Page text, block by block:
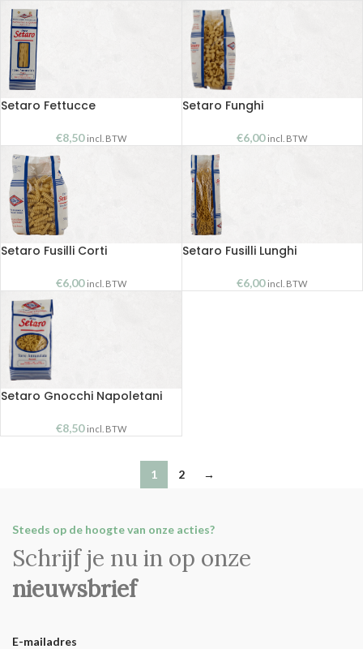
Setaro Fettucce
€8,50 incl. BTW
Setaro Funghi
€6,00 incl. BTW
Setaro Fusilli Corti
€6,00 incl. BTW
Setaro Fusilli Lunghi
€6,00 incl. BTW
Setaro Gnocchi Napoletani
€8,50 incl. BTW
1 2 →
Steeds op de hoogte van onze acties?
Schrijf je nu in op onze
nieuwsbrief
E-mailadres